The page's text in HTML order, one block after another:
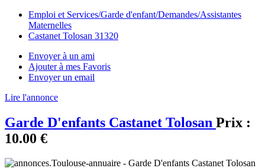
Emploi et Services/Garde d'enfant/Demandes/Assistantes
Maternelles
Castanet Tolosan 31320
Envoyer à un ami
Ajouter à mes Favoris
Envoyer un email
Lire l'annonce
Garde D'enfants Castanet Tolosan Prix :
10.00 €